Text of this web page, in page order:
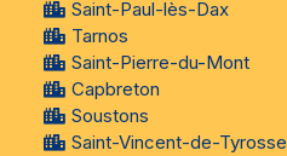
Saint-Paul-lès-Dax
Tarnos
Saint-Pierre-du-Mont
Capbreton
Soustons
Saint-Vincent-de-Tyrosse